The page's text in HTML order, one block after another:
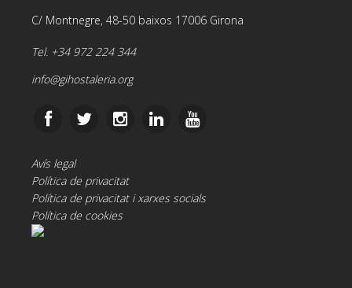
C/ Montnegre, 48-50 baixos 17006 Girona
Tel. +34 972 224 344
info@gihostaleria.org
Avís legal
Política de privacitat
Política de privacitat i xarxes socials
Política de cookies